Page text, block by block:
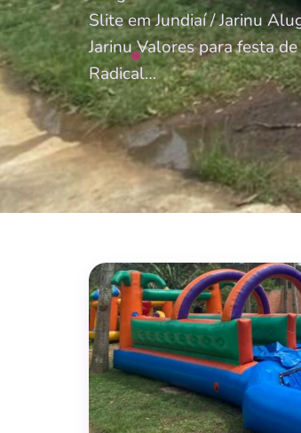
Slite em Jundiaí / Jarinu
Jarinu Valores para festa
Radical…